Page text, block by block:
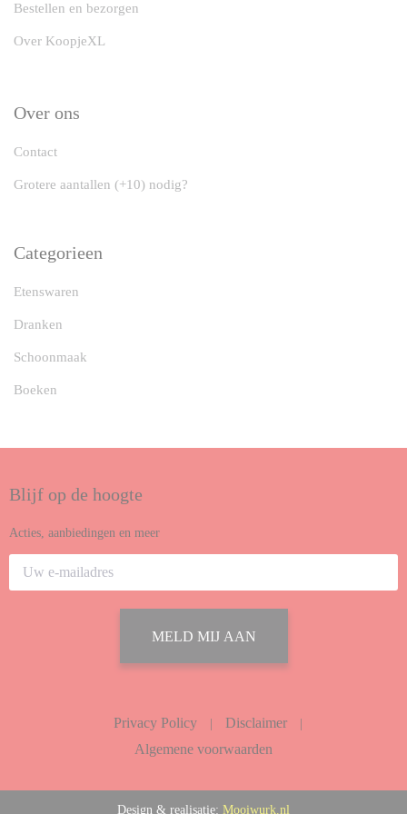
Bestellen en bezorgen
Over KoopjeXL
Over ons
Contact
Grotere aantallen (+10) nodig?
Categorieen
Etenswaren
Dranken
Schoonmaak
Boeken
Blijf op de hoogte
Acties, aanbiedingen en meer
MELD MIJ AAN
Privacy Policy Disclaimer
Algemene voorwaarden
Design & realisatie: Mooiwurk.nl